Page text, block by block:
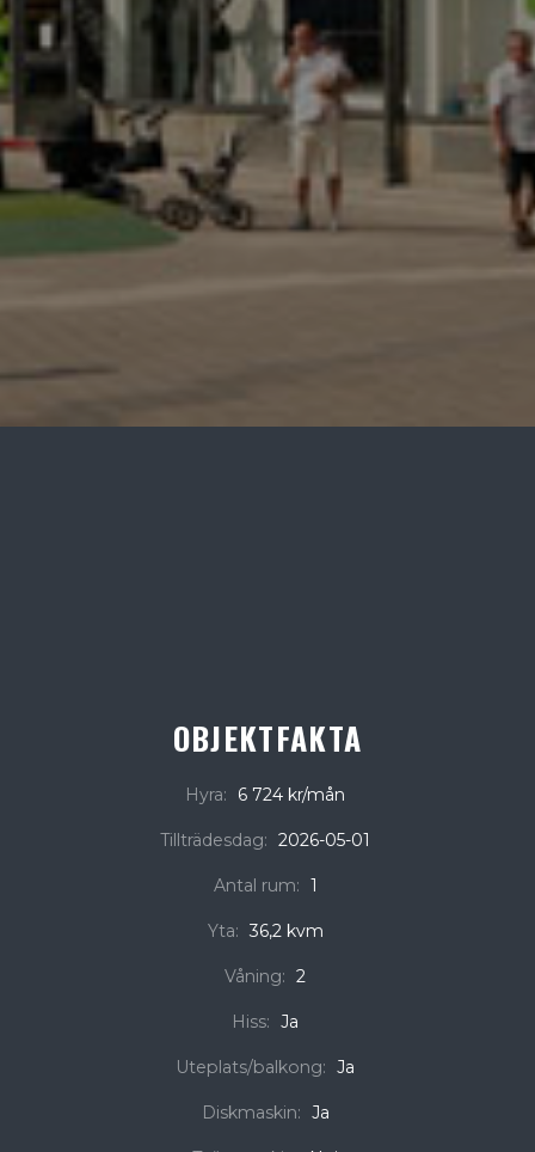
OBJEKTFAKTA
Hyra: 6 724 kr/mån
Tillträdesdag: 2026-05-01
Antal rum: 1
Yta: 36,2 kvm
Våning: 2
Hiss: Ja
Uteplats/balkong: Ja
Diskmaskin: Ja